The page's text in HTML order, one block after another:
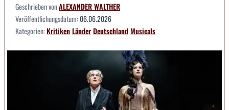
Geschrieben vonALEXANDER WALTHER
Veröffentlichungsdatum:06.06.2026
Kategorien:KritikenLänderDeutschlandMusicals